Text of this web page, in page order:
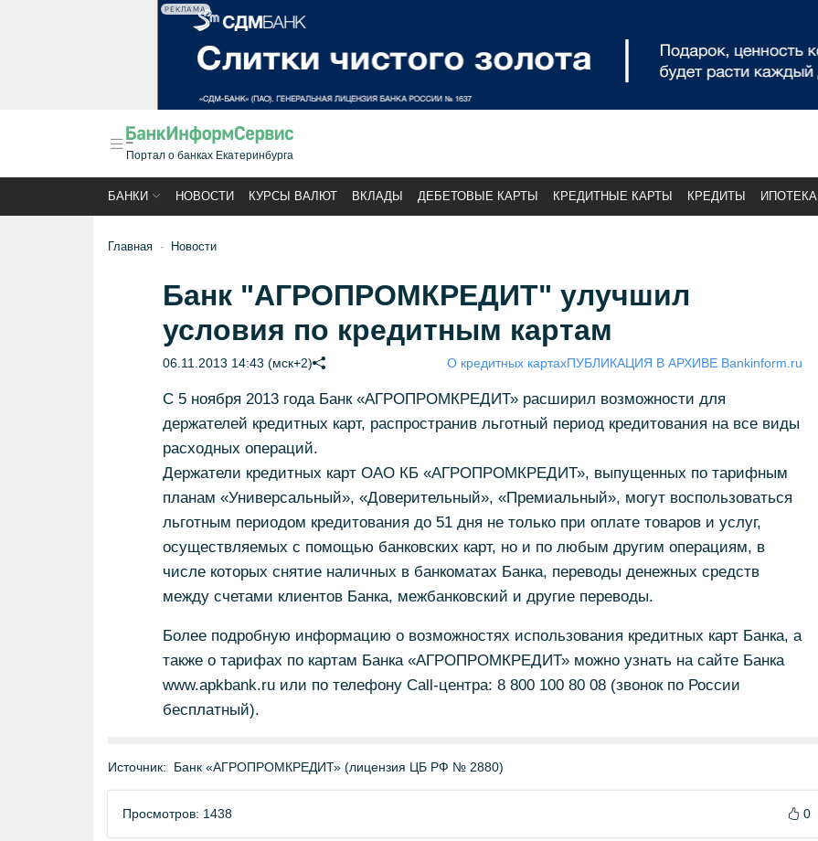
РЕКЛАМА
Портал о банках Екатеринбурга
БАНКИ НОВОСТИ КУРСЫ ВАЛЮТ ВКЛАДЫ ДЕБЕТОВЫЕ КАРТЫ КРЕДИТНЫЕ КАРТЫ КРЕДИТЫ ИПОТЕКА
Главная Новости
Банк "АГРОПРОМКРЕДИТ" улучшил
условия по кредитным картам
06.11.2013 14:43 (мск+2) О кредитных картахПУБЛИКАЦИЯ В АРХИВЕ Bankinform.ru
С 5 ноября 2013 года Банк «АГРОПРОМКРЕДИТ» расширил возможности для
держателей кредитных карт, распространив льготный период кредитования на все виды
расходных операций.
Держатели кредитных карт ОАО КБ «АГРОПРОМКРЕДИТ», выпущенных по тарифным
планам «Универсальный», «Доверительный», «Премиальный», могут воспользоваться
льготным периодом кредитования до 51 дня не только при оплате товаров и услуг,
осуществляемых с помощью банковских карт, но и по любым другим операциям, в
числе которых снятие наличных в банкоматах Банка, переводы денежных средств
между счетами клиентов Банка, межбанковский и другие переводы.
Более подробную информацию о возможностях использования кредитных карт Банка, а
также о тарифах по картам Банка «АГРОПРОМКРЕДИТ» можно узнать на сайте Банка
www.apkbank.ru или по телефону Сall-центра: 8 800 100 80 08 (звонок по России
бесплатный).
Источник: Банк «АГРОПРОМКРЕДИТ» (лицензия ЦБ РФ № 2880)
Просмотров: 1438 0